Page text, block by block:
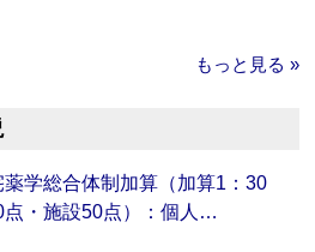
もっと見る »
薬学総合体制加算（加算1：30
点・施設50点）：個人…